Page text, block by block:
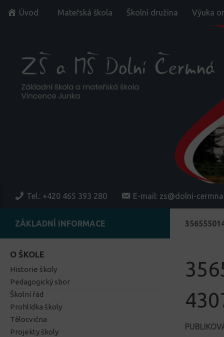
Skip to content
Úvod Mateřská škola Školní družina Výuka
Tel.: +420 465 393 280 E-mail: zs@dolni-
ZÁKLADNÍ INFORMACE
O ŠKOLE
Historie školy
Pedagogický sbor
Školní řád
Prohlídka školy
Tělocvična
Projekty školy